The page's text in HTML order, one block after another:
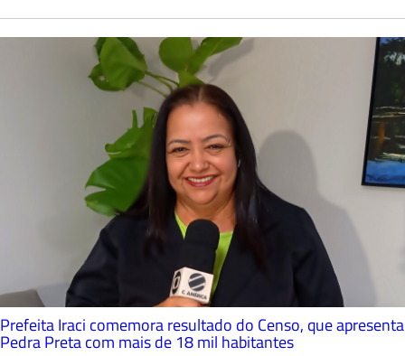
Prefeita Iraci comemora resultado do Censo, que apresenta
Pedra Preta com mais de 18 mil habitantes